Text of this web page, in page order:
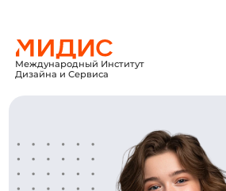
Международный Институт
Дизайна и Сервиса